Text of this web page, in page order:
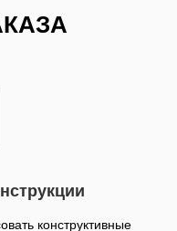
конструктивные